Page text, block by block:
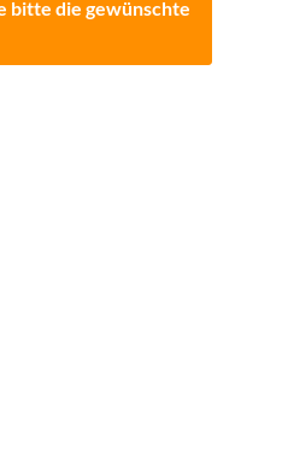
bitte die gewünschte